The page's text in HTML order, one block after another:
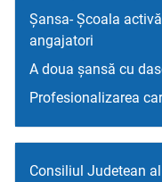
Șansa- Școala
angajatori
A doua șansă cu
Profesionalizarea
Consiliul Judetean